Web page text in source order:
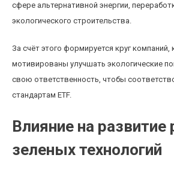
сфере альтернативной энергии,
экологического строительства.
За счёт этого формируется круг
мотивированы улучшать экологические
свою ответственность, чтобы
стандартам ETF.
Влияние на развитие
зеленых технологий